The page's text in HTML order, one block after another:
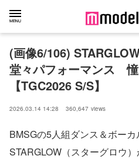
(画像6/106)
堂々パフォーマンス
【TGC2026 S/S】
2026.03.14 14:28 360,647 views
BMSGの5人組ダンス＆ボー
STARGLOW（スターグロウ